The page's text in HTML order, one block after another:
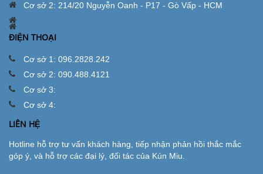
Cơ sở 2: 214/20 Nguyễn Oanh - P17 - Gò Vấp - HCM
ĐIỆN THOẠI
Cơ sở 1: 096.2828.242
Cơ sở 2: 090.488.4121
Cơ sở 3:
Cơ sở 4:
LIÊN HỆ
Hotline hỗ trợ tư vấn khách hàng, tiếp nhận phản hồi thắc mắc
góp ý, và hỗ trợ các đại lý, đối tác của Kún Miu.